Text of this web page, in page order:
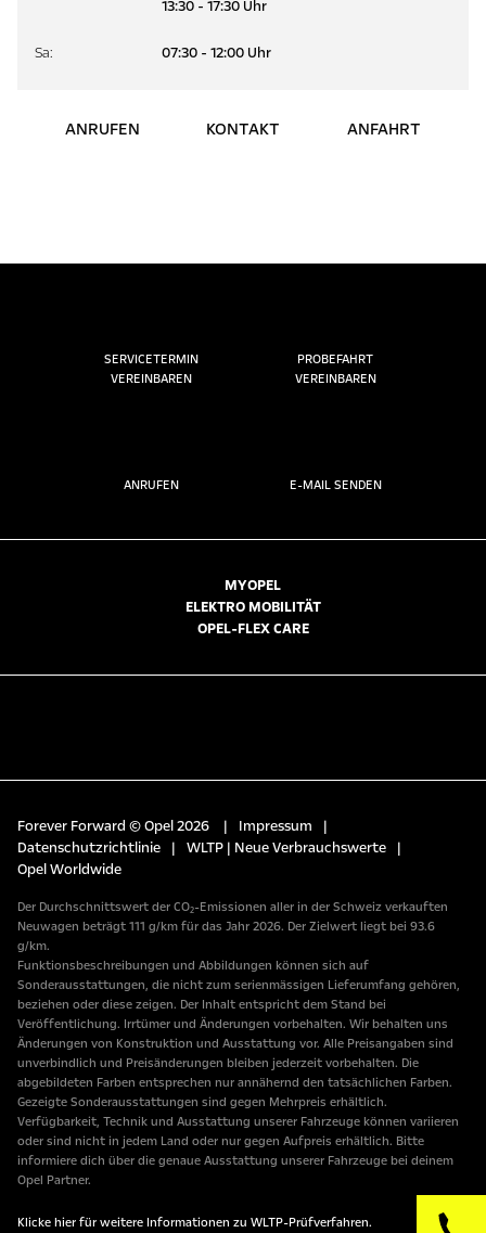
13:30 - 17:30 Uhr
Sa: 07:30 - 12:00 Uhr
ANRUFEN KONTAKT ANFAHRT
SERVICETERMIN
VEREINBAREN
PROBEFAHRT
VEREINBAREN
ANRUFEN E-MAIL SENDEN
MYOPEL
ELEKTRO MOBILITÄT
OPEL-FLEX CARE
Forever Forward © Opel 2026 | Impressum
|
Datenschutzrichtlinie
| WLTP | Neue Verbrauchswerte
|
Opel Worldwide
Der Durchschnittswert der CO₂-Emissionen aller in der Schweiz verkauften
Neuwagen beträgt 111 g/km für das Jahr 2026. Der Zielwert liegt bei 93.6
g/km.
Funktionsbeschreibungen und Abbildungen können sich auf
Sonderausstattungen, die nicht zum serienmässigen Lieferumfang gehören,
beziehen oder diese zeigen. Der Inhalt entspricht dem Stand bei
Veröffentlichung. Irrtümer und Änderungen vorbehalten. Wir behalten uns
Änderungen von Konstruktion und Ausstattung vor. Alle Preisangaben sind
unverbindlich und Preisänderungen bleiben jederzeit vorbehalten. Die
abgebildeten Farben entsprechen nur annähernd den tatsächlichen Farben.
Gezeigte Sonderausstattungen sind gegen Mehrpreis erhältlich.
Verfügbarkeit, Technik und Ausstattung unserer Fahrzeuge können variieren
oder sind nicht in jedem Land oder nur gegen Aufpreis erhältlich. Bitte
informiere dich über die genaue Ausstattung unserer Fahrzeuge bei deinem
Opel Partner.
Klicke hier für weitere Informationen zu WLTP-Prüfverfahren.